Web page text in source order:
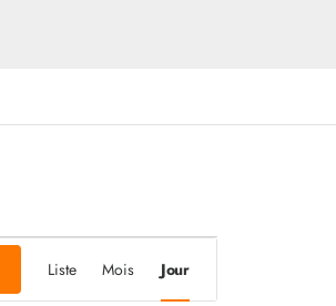
Navigation
de
Liste Mois Jour